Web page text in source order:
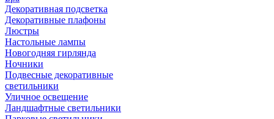
Декоративная подсветка
Декоративные плафоны
Люстры
Настольные лампы
Новогодняя гирлянда
Ночники
Подвесные декоративные
светильники
Уличное освещение
Ландшафтные светильники